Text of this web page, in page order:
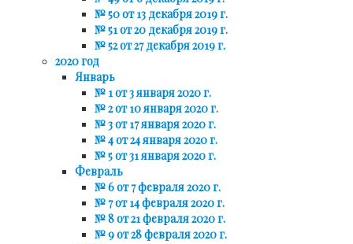
№ 50 от 13 декабря 2019 г.
№ 51 от 20 декабря 2019 г.
№ 52 от 27 декабря 2019 г.
2020 год
Январь
№ 1 от 3 января 2020 г.
№ 2 от 10 января 2020 г.
№ 3 от 17 января 2020 г.
№ 4 от 24 января 2020 г.
№ 5 от 31 января 2020 г.
Февраль
№ 6 от 7 февраля 2020 г.
№ 7 от 14 февраля 2020 г.
№ 8 от 21 февраля 2020 г.
№ 9 от 28 февраля 2020 г.